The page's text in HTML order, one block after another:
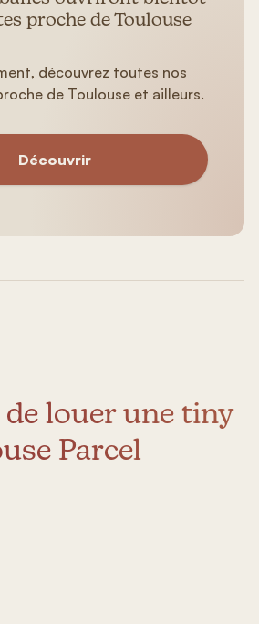
proche de Toulouse
découvrez toutes nos
de Toulouse et ailleurs.
Découvrir
de louer une tiny
Parcel